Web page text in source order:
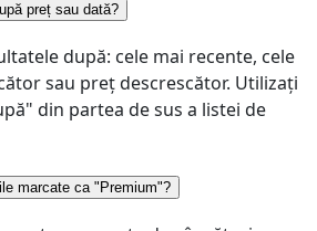
preț sau dată?
după: cele mai recente, cele
sau preț descrescător. Utilizați
din partea de sus a listei de
marcate ca "Premium"?